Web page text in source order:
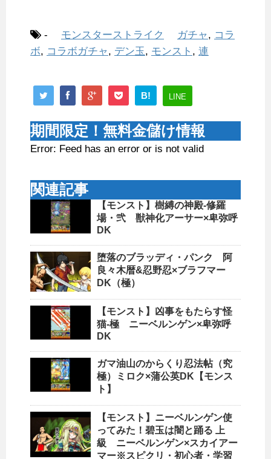
- モンスターストライク ガチャ, コラ
ボ, コラボガチャ, デン玉, モンスト , 連
B! LINE
期間限定！無料金儲け情報
Error: Feed has an error or is not valid
関連記事
【モンスト】樹縛の神殿-修羅
場・弐 獣神化アーサー×卑弥呼
DK
堕落のブラッディ・パンク 阿
良々木暦&忍野忍×ブラフマー
DK（極）
【モンスト】凶事をもたらす怪
猫-極 ニーベルンゲン×卑弥呼
DK
ガマ油山のからくり忍法帖（究
極）ミロク×蒲公英DK【モンス
ト】
【モンスト】ニーベルンゲン使
ってみた！碧玉は闇と踊る 上
級 ニーベルンゲン×スカイアー
マー※スピクリ・初心者・学習